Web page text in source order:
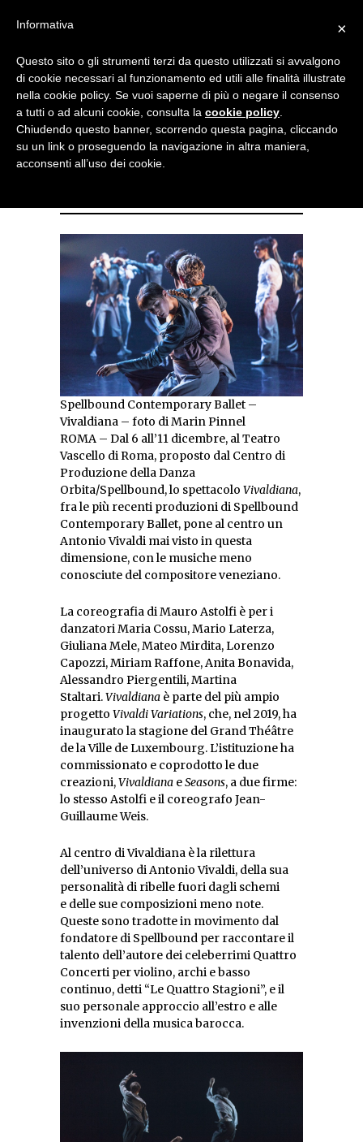
NOTIZIE DI DANZA IN ITALIA E ALL’ESTERO, PER DANZATORI,
A Roma “Vivaldiana” per
Spellbound Contemporary
Spellbound Contemporary Ballet –
Vivaldiana – foto di Marin Pinnel
ROMA – Dal 6 all’11 dicembre, al Teatro
Vascello di Roma, proposto dal Centro di
Produzione della Danza
Orbita/Spellbound, lo spettacolo Vivaldiana,
fra le più recenti produzioni di Spellbound
Contemporary Ballet, pone al centro un
Antonio Vivaldi mai visto in questa
dimensione, con le musiche meno
conosciute del compositore veneziano.
La coreografia di Mauro Astolfi è per i
danzatori Maria Cossu, Mario Laterza,
Giuliana Mele, Mateo Mirdita, Lorenzo
Capozzi, Miriam Raffone, Anita Bonavida,
Alessandro Piergentili, Martina
Staltari.Vivaldiana è parte del più ampio
progetto Vivaldi Variations, che, nel 2019, ha
inaugurato la stagione del Grand Théâtre
de la Ville de Luxembourg. L’istituzione ha
commissionato e coprodotto le due
creazioni,Vivaldiana eSeasons, a due firme:
lo stesso Astolfi e il coreografo Jean-
Guillaume Weis.
Al centro di Vivaldiana è la rilettura
dell’universo di Antonio Vivaldi, della sua
personalità di ribelle fuori dagli schemi
e delle sue composizioni meno note.
Queste sono tradotte in movimento dal
fondatore di Spellbound per raccontare il
talento dell’autore dei celeberrimi Quattro
Concerti per violino, archi e basso
continuo, detti “Le Quattro Stagioni”, e il
suo personale approccio all’estro e alle
invenzioni della musica barocca.
×
Informativa
Questo sito o gli strumenti terzi da questo utilizzati si avvalgono
di cookie necessari al funzionamento ed utili alle finalità illustrate
nella cookie policy. Se vuoi saperne di più o negare il consenso
a tutti o ad alcuni cookie, consulta la cookie policy
Chiudendo questo banner, scorrendo questa pagina, cliccando
su un link o proseguendo la navigazione in altra maniera,
acconsenti all’uso dei cookie.